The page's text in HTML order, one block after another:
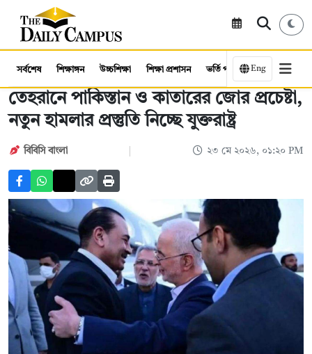
সর্বশেষ শিক্ষাঙ্গন উচ্চশিক্ষা শিক্ষা প্রশাসন ভর্তি পরীক্ষা কর্মসংস্থান
Eng
তেহরানে পাকিস্তান ও কাতারের জোর প্রচেষ্টা,
নতুন হামলার প্রস্তুতি নিচ্ছে যুক্তরাষ্ট্র
বিবিসি বাংলা ২৩ মে ২০২৬, ০১:২০ PM